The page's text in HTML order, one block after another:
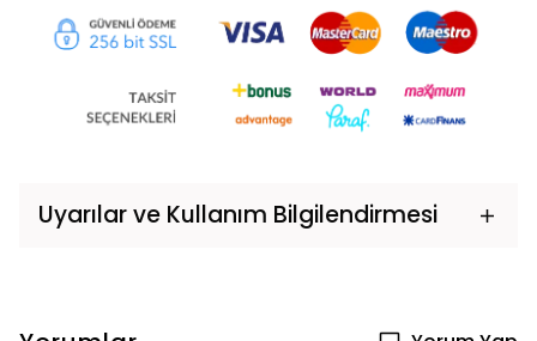
Uyarılar ve Kullanım Bilgilendirmesi